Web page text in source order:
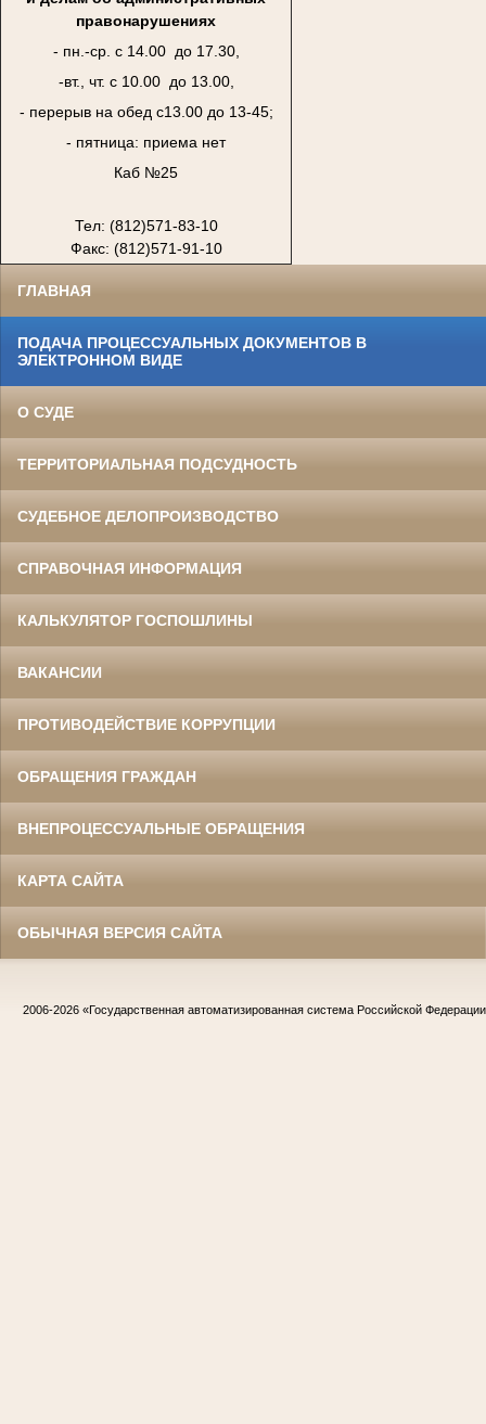
правонарушениях
- пн.-ср. с 14.00 до 17.30,
-вт., чт. с 10.00 до 13.00,
- перерыв на обед с13.00 до 13-45;
- пятница: приема нет
Каб №25
Тел: (812)571-83-10
Факс: (812)571-91-10
ГЛАВНАЯ
ПОДАЧА ПРОЦЕССУАЛЬНЫХ ДОКУМЕНТОВ В
ЭЛЕКТРОННОМ ВИДЕ
О СУДЕ
ТЕРРИТОРИАЛЬНАЯ ПОДСУДНОСТЬ
СУДЕБНОЕ ДЕЛОПРОИЗВОДСТВО
СПРАВОЧНАЯ ИНФОРМАЦИЯ
КАЛЬКУЛЯТОР ГОСПОШЛИНЫ
ВАКАНСИИ
ПРОТИВОДЕЙСТВИЕ КОРРУПЦИИ
ОБРАЩЕНИЯ ГРАЖДАН
ВНЕПРОЦЕССУАЛЬНЫЕ ОБРАЩЕНИЯ
КАРТА САЙТА
ОБЫЧНАЯ ВЕРСИЯ САЙТА
2006-2026 «Государственная автоматизированная система Российской